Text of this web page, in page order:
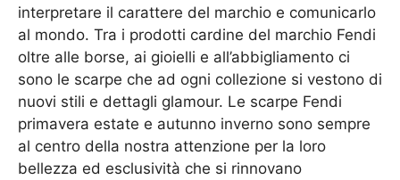
interpretare il carattere del marchio e comunicarlo
al mondo. Tra i prodotti cardine del marchio Fendi
oltre alle borse, ai gioielli e all’abbigliamento ci
sono le scarpe che ad ogni collezione si vestono di
nuovi stili e dettagli glamour. Le scarpe Fendi
primavera estate e autunno inverno sono sempre
al centro della nostra attenzione per la loro
bellezza ed esclusività che si rinnovano